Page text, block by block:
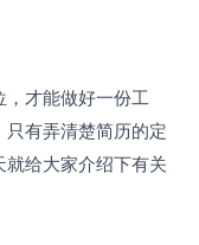
才能做好一份工
有弄清楚简历的定
给大家介绍下有关